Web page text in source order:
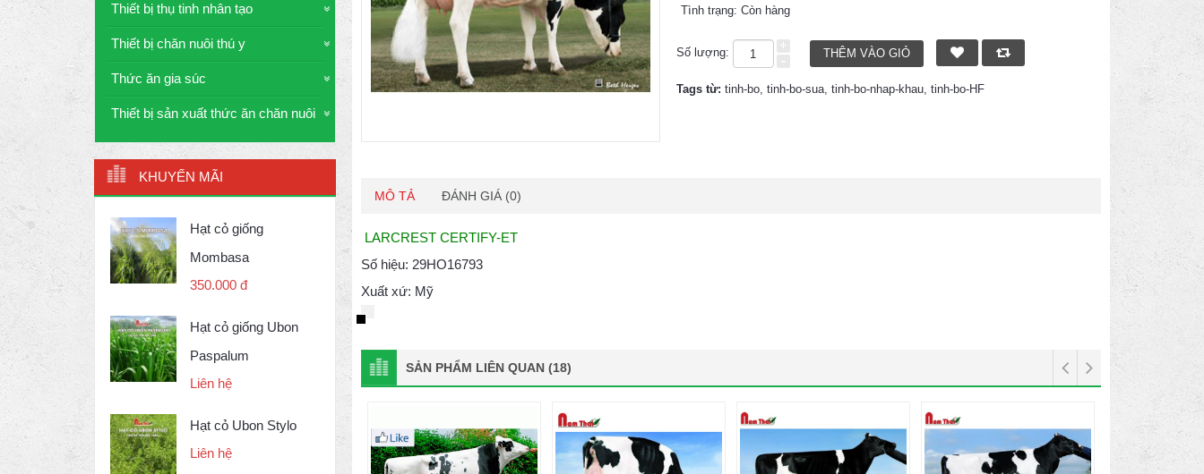
Thiết bị thụ tinh nhân tạo
Thiết bị chăn nuôi thú y
Thức ăn gia súc
Thiết bị sản xuất thức ăn chăn nuôi
KHUYẾN MÃI
Hạt cỏ giống
Mombasa
350.000 đ
Hạt cỏ giống Ubon
Paspalum
Liên hệ
Hạt cỏ Ubon Stylo
Liên hệ
Tình trạng: Còn hàng
Số lượng:
Tags từ: tinh-bo, tinh-bo-sua, tinh-bo-nhap-khau, tinh-bo-HF
MÔ TẢ ĐÁNH GIÁ (0)
LARCREST CERTIFY-ET
Số hiệu: 29HO16793
Xuất xứ: Mỹ
SẢN PHẨM LIÊN QUAN (18)